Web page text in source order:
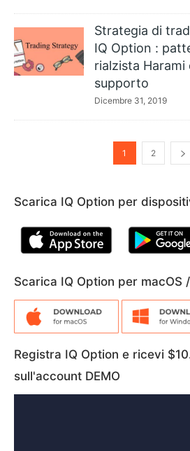
Strategia di
IQ Option :
rialzista Harami
supporto
Dicembre 31, 2019
1 2
Scarica IQ Option per
Scarica IQ Option per macOS
Registra IQ Option e ricevi
sull'account DEMO